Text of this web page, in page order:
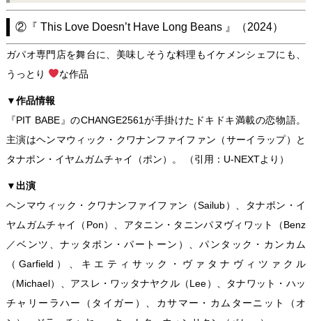
②『 This Love Doesn’t Have Long Beans 』（2024）
ガパオ専門店を舞台に、美味しそうな料理もイケメンシェフにも、
うっとり
な作品
▼作品情報
『PIT BABE』のCHANGE2561が手掛けたドキドキ満載の恋物語。
主演はヘンマウィック・クワナンファイファン（サーイラップ）と
タナポン・イヤムガムチャイ（ポン）。 （引用： U-NEXTより）
▼出演
ヘンマウィック・クワナンファイファン（Sailub）、タナポン・イ
ヤムガムチャイ（Pon）、アタニン・タニンパヌヴィワット（Benz
／ベンツ、ナッタポン・パートーン）、パンタック・カンカム
（Garfield）、キエティサック・ヴァタナヴィツァクル
（Michael）、アスレ・ワッタナヤクル（Lee）、タナワット・ハッ
チャリーラハー（タイガー）、カサマー・カムターニット（オ